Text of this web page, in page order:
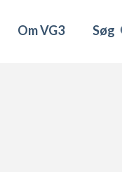
Om VG3 Søg